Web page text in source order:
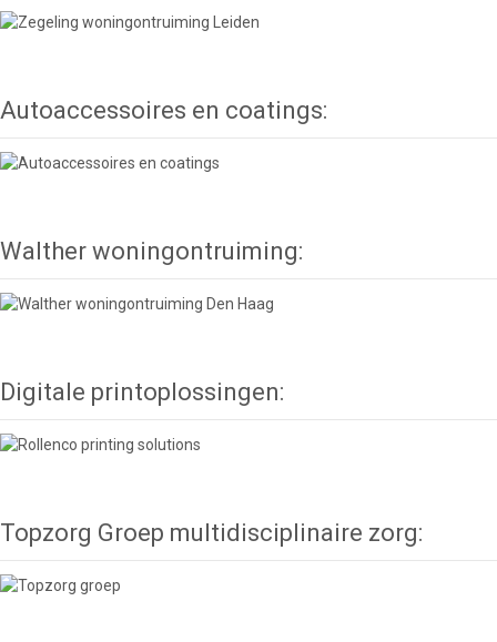
Autoaccessoires en coatings:
Walther woningontruiming:
Digitale printoplossingen:
Topzorg Groep multidisciplinaire zorg: